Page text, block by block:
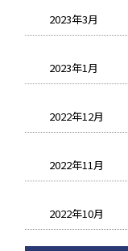
2023年3月
2023年1月
2022年12月
2022年11月
2022年10月